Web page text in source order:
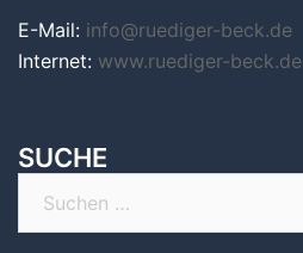
E-Mail: info@ruediger-beck.de
Internet: www.ruediger-beck.de
SUCHE